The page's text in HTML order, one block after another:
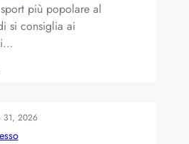
più popolare al
si consiglia ai
31, 2026